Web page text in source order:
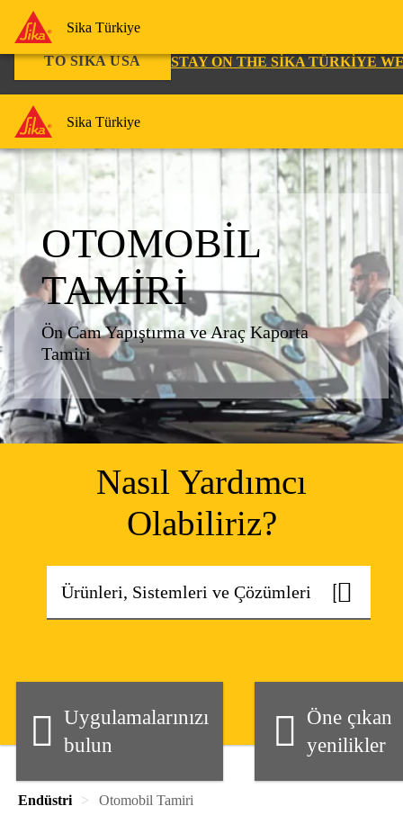
You are accessing "Sika Türkiye", it seems you are accessing it
TO SIKA USA STAY ON THE SIKA TÜRKIYE
Sika Türkiye
OTOMOBİL
TAMİRİ
Ön Cam Yapıştırma ve Araç Kaporta
Tamiri
Nasıl Yardımcı
Olabiliriz?
Uygulamalarınızı
bulun
Öne çıkan
yenilikler
Endüstri Otomobil Tamiri
Sika Türkiye